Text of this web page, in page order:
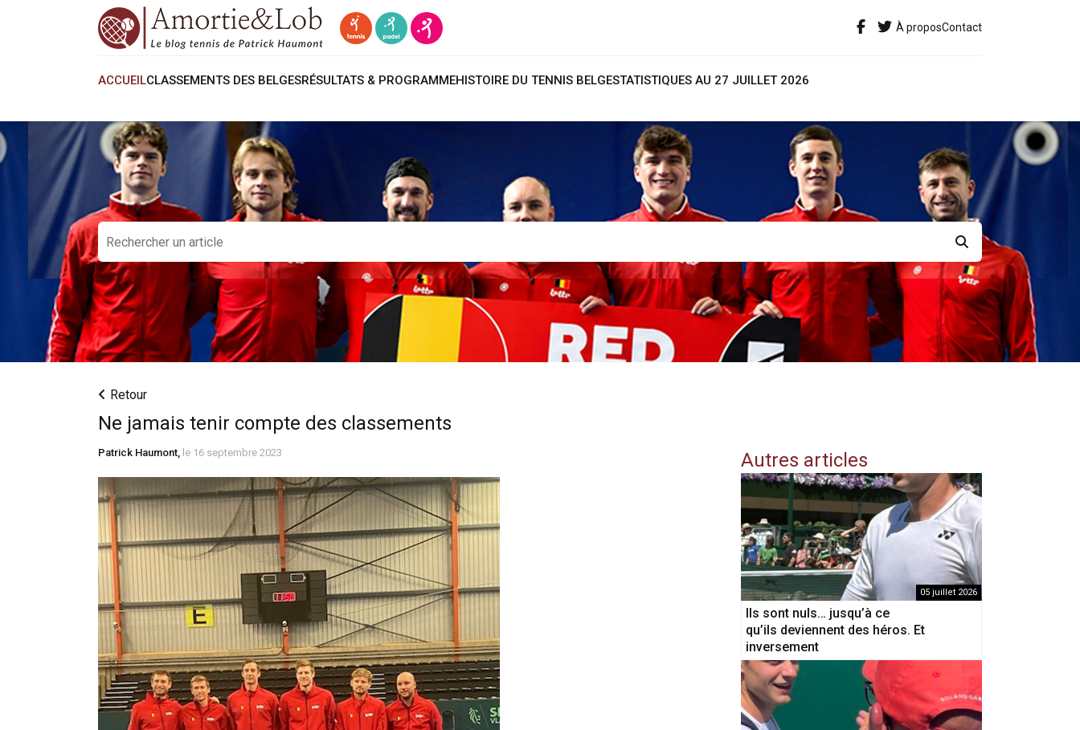
À proposContact
ACCUEILCLASSEMENTS DES BELGESRÉSULTATS & PROGRAMMEHISTOIRE DU TENNIS BELGESTATISTIQUES AU 27 JUILLET 2026
Retour
Ne jamais tenir compte des classements
Patrick Haumont, le 16 septembre 2023 Autres articles
05 juillet 2026
Ils sont nuls… jusqu’à ce
qu’ils deviennent des héros. Et
inversement